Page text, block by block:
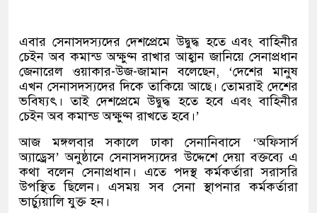
এবার সেনাসদস্যদের দেশপ্রেমে উদ্বুদ্ধ হতে এবং বাহিনীর
চেইন অব কমান্ড অক্ষুণ্ন রাখার আহ্বান জানিয়ে সেনাপ্রধান
জেনারেল ওয়াকার-উজ-জামান বলেছেন, ‘দেশের মানুষ
এখন সেনাসদস্যদের দিকে তাকিয়ে আছে। তোমরাই দেশের
ভবিষ্যৎ। তাই দেশপ্রেমে উদ্বুদ্ধ হতে হবে এবং বাহিনীর
চেইন অব কমান্ড অক্ষুণ্ন রাখতে হবে।’
আজ মঙ্গলবার সকালে ঢাকা সেনানিবাসে ‘অফিসার্স
অ্যাড্রেস’ অনুষ্ঠানে সেনাসদস্যদের উদ্দেশে দেয়া বক্তব্যে এ
কথা বলেন সেনাপ্রধান। এতে পদস্থ কর্মকর্তারা সরাসরি
উপস্থিত ছিলেন। এসময় সব সেনা স্থাপনার কর্মকর্তারা
ভার্চ্যুয়ালি যুক্ত হন।